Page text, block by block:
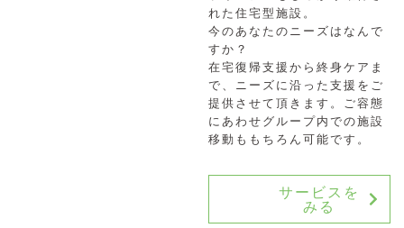
れた住宅型施設。
今のあなたのニーズはなんで
すか？
在宅復帰支援から終身ケアま
で、ニーズに沿った支援をご
提供させて頂きます。ご容態
にあわせグループ内での施設
移動ももちろん可能です。
サービスを
みる